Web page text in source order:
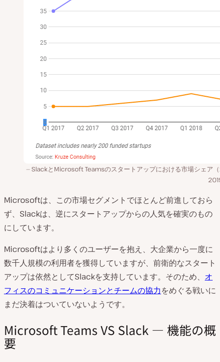
SlackとMicrosoft Teamsのスタートアップにおける市場シェア（
Microsoftは、この市場セグメントでほとんど前進しておら
ず、Slackは、逆にスタートアップからの人気を確実のもの
にしています。
Microsoftはより多くのユーザーを抱え、大企業から一度に
数千人規模の利用者を獲得していますが、前衛的なスタート
アップは依然としてSlackを支持しています。そのため、 オ
フィスのコミュニケーションとチームの協力をめぐる戦いに
まだ決着はついていないようです。
Microsoft Teams VS Slack — 機能の概
要